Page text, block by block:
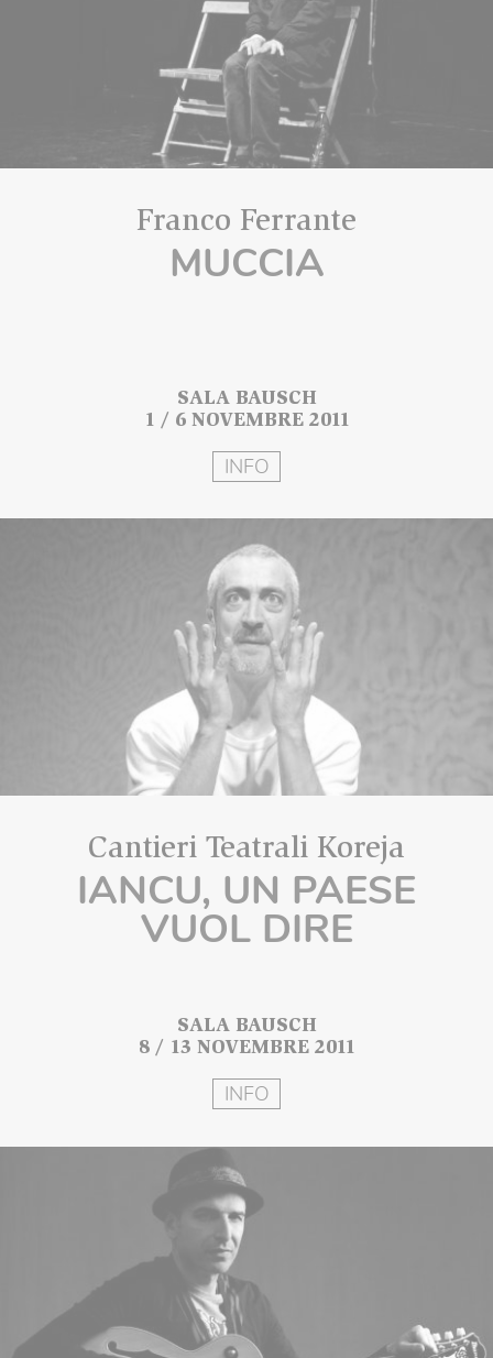
Franco Ferrante
MUCCIA
SALA BAUSCH
1 / 6 NOVEMBRE 2011
INFO
Cantieri Teatrali Koreja
IANCU, UN PAESE
VUOL DIRE
SALA BAUSCH
8 / 13 NOVEMBRE 2011
INFO